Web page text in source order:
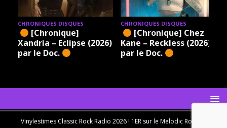
CHRONIQUES DISQUES
[Chronique]
Xandria – Eclipse (2026)
par le Doc.
CHRONIQUES DISQUES
[Chronique] Chez
Kane – Reckless (2026)
par le Doc.
Vinylestimes Classic Rock Radio 2026 ! 1ER sur le Melodic Rock en